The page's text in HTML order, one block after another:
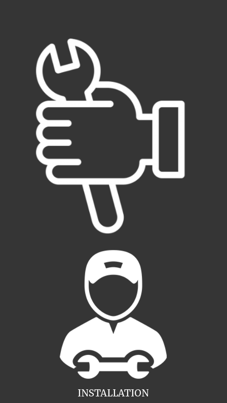
INSTALLATION